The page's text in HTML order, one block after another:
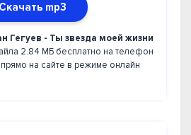
Скачать mp3
Гегуев - Ты звезда моей жизни
2.84 МБ бесплатно на телефон
на сайте в режиме онлайн